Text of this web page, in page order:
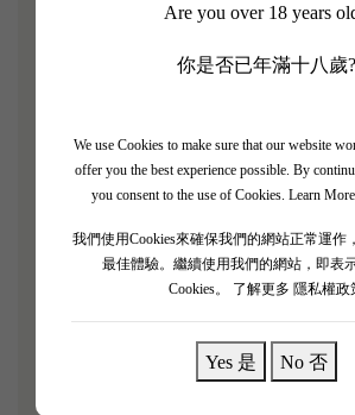
Are you over 18 years
你是否已年滿十八歲?
We use Cookies to make sure that our website
offer you the best experience possible. By
you consent to the use of Cookies. Learn
我們使用Cookies來確保我們的網站正常運作
最佳體驗。繼續使用我們的網站，即表
Cookies。
了解更多 隱私權政
Yes 是 No 否
Pavie-Decesse等多家著名酒莊的
爾多名莊，甚至砸下重金大刀對莊園
Chateau Monbousquet的品質和釀酒
升，令其能在2006年列級至Saint-
2019 年Monbousquet 散發著成熟櫻
甜土氣息、丁香和其他溫暖香料的香
富，具有強勁的果味，並以大量的香